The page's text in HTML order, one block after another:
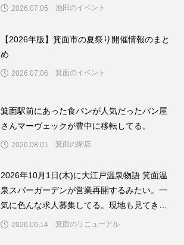
2026.07.05 池田のイベント
【2026年版】箕面市の夏祭り開催情報のまと
め
2026.07.06 箕面のイベント
箕面駅前にあった食パンが人気だったパン屋
さんマーヴェックが豊中に移転してる。
2026.08.01 箕面の閉店
2026年10月1日(木)に大江戸温泉物語 箕面温
泉スパーガーデンが営業再開するみたい。一
気に色んな求人募集してる。現地も見てきた
よ。2026.06.14 箕面のリニューアル